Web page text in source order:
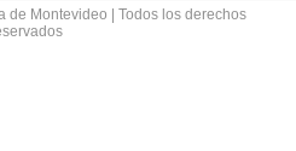
de Montevideo | Todos los derechos